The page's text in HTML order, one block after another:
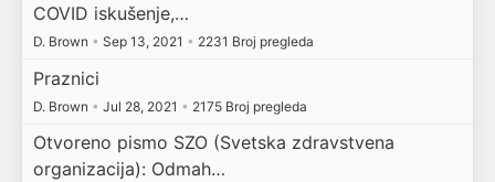
COVID iskušenje,…
D. Brown • Sep 13, 2021 • 2231 Broj pregleda
Praznici
D. Brown • Jul 28, 2021 • 2175 Broj pregleda
Otvoreno pismo SZO (Svetska zdravstvena
organizacija): Odmah…